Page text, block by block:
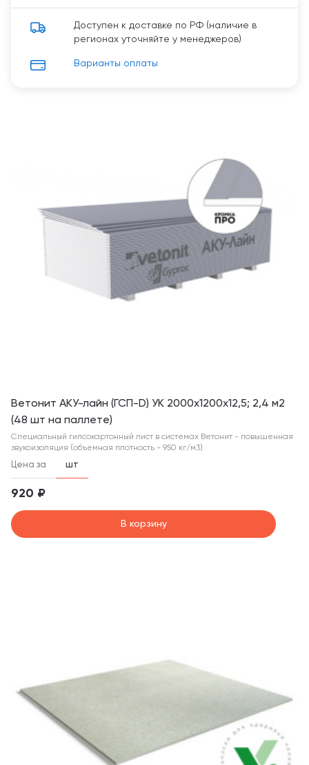
Доступен к доставке по РФ (наличие в
регионах уточняйте у менеджеров)
Варианты оплаты
Ветонит АКУ-лайн (ГСП-D) УК 2000х1200х12,5; 2,4 м2
(48 шт на паллете)
Специальный гипсокартонный лист в системах Ветонит - повышенная
звукоизоляция (объемная плотность - 950 кг/м3)
Цена за шт
920 ₽
В корзину